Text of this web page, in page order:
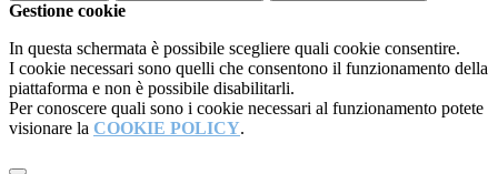
Gestione cookie
In questa schermata è possibile scegliere quali cookie consentire.
I cookie necessari sono quelli che consentono il funzionamento della
piattaforma e non è possibile disabilitarli.
Per conoscere quali sono i cookie necessari al funzionamento potete
visionare la COOKIE POLICY.